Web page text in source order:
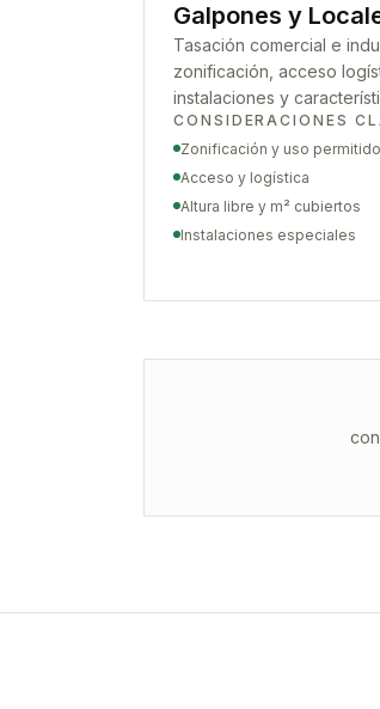
Galpones y
Tasación comercial e
zonificación, acceso
instalaciones y
CONSIDERACIONES
Zonificación y uso permitido
Acceso y logística
Altura libre y m² cubiertos
Instalaciones especiales